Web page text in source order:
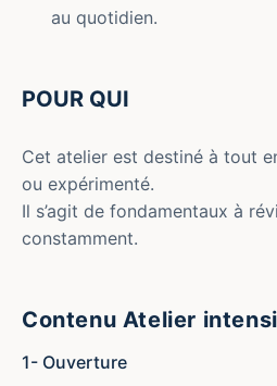
au quotidien.
POUR QUI
Cet atelier est destiné à tout
ou expérimenté.
Il s’agit de fondamentaux à
constamment.
Contenu Atelier
1- Ouverture